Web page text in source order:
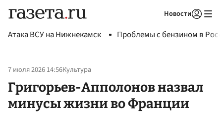
Новости
Атака ВСУ на Нижнекамск Проблемы с бензином в
7 июля 2026 14:56Культура
Григорьев-Апполонов назвал
минусы жизни во Франции